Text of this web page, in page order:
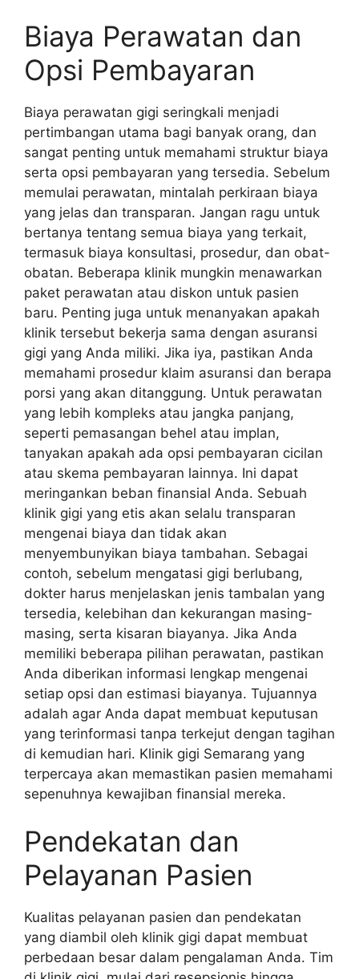
Biaya Perawatan dan
Opsi Pembayaran
Biaya perawatan gigi seringkali menjadi
pertimbangan utama bagi banyak orang, dan
sangat penting untuk memahami struktur biaya
serta opsi pembayaran yang tersedia. Sebelum
memulai perawatan, mintalah perkiraan biaya
yang jelas dan transparan. Jangan ragu untuk
bertanya tentang semua biaya yang terkait,
termasuk biaya konsultasi, prosedur, dan obat-
obatan. Beberapa klinik mungkin menawarkan
paket perawatan atau diskon untuk pasien
baru. Penting juga untuk menanyakan apakah
klinik tersebut bekerja sama dengan asuransi
gigi yang Anda miliki. Jika iya, pastikan Anda
memahami prosedur klaim asuransi dan berapa
porsi yang akan ditanggung. Untuk perawatan
yang lebih kompleks atau jangka panjang,
seperti pemasangan behel atau implan,
tanyakan apakah ada opsi pembayaran cicilan
atau skema pembayaran lainnya. Ini dapat
meringankan beban finansial Anda. Sebuah
klinik gigi yang etis akan selalu transparan
mengenai biaya dan tidak akan
menyembunyikan biaya tambahan. Sebagai
contoh, sebelum mengatasi gigi berlubang,
dokter harus menjelaskan jenis tambalan yang
tersedia, kelebihan dan kekurangan masing-
masing, serta kisaran biayanya. Jika Anda
memiliki beberapa pilihan perawatan, pastikan
Anda diberikan informasi lengkap mengenai
setiap opsi dan estimasi biayanya. Tujuannya
adalah agar Anda dapat membuat keputusan
yang terinformasi tanpa terkejut dengan tagihan
di kemudian hari. Klinik gigi Semarang yang
terpercaya akan memastikan pasien memahami
sepenuhnya kewajiban finansial mereka.
Pendekatan dan
Pelayanan Pasien
Kualitas pelayanan pasien dan pendekatan
yang diambil oleh klinik gigi dapat membuat
perbedaan besar dalam pengalaman Anda. Tim